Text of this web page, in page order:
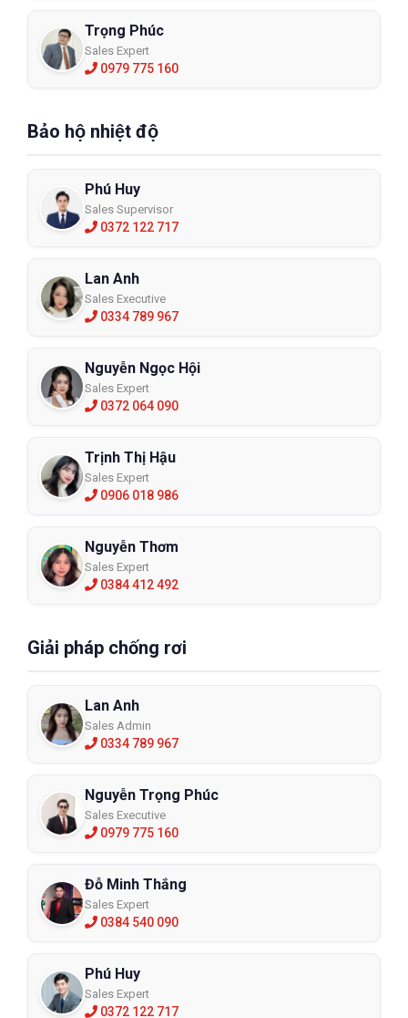
Trọng Phúc
Sales Expert
0979 775 160
Bảo hộ nhiệt độ
Phú Huy
Sales Supervisor
0372 122 717
Lan Anh
Sales Executive
0334 789 967
Nguyễn Ngọc Hội
Sales Expert
0372 064 090
Trịnh Thị Hậu
Sales Expert
0906 018 986
Nguyễn Thơm
Sales Expert
0384 412 492
Giải pháp chống rơi
Lan Anh
Sales Admin
0334 789 967
Nguyễn Trọng Phúc
Sales Executive
0979 775 160
Đỗ Minh Thắng
Sales Expert
0384 540 090
Phú Huy
Sales Expert
0372 122 717